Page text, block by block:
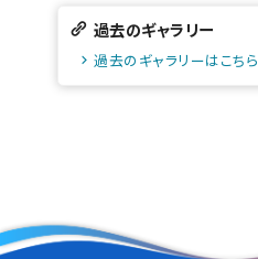
過去のギャラリー
過去のギャラリーはこちら